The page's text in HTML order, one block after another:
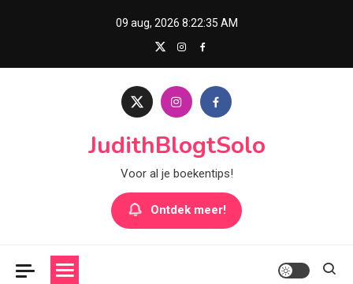
09 aug, 2026 8:22:36 AM
JudithBlogtSolo
Voor al je boekentips!
Ontdek meer!